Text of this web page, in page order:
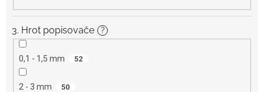
3. Hrot popisovače ?
0,1 - 1,5 mm 52
2 - 3 mm 50